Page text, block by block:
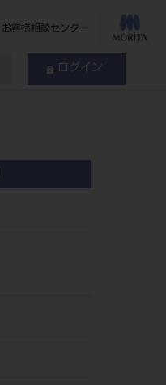
お客様相談センター
ログイン